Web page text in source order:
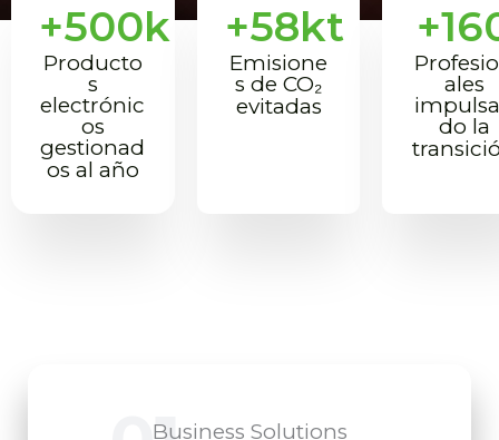
+500k
Producto
s
electrónic
os
gestionad
os al año
+58kt
Emisione
s de CO₂
evitadas
+
ales
do la
Business Solutions